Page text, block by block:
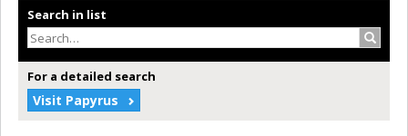
Search in list
For a detailed search
Visit Papyrus